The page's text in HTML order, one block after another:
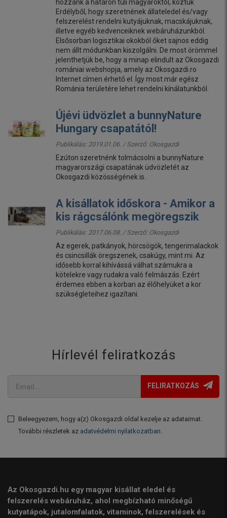
hozzánk a határon túli magyaroktól, köztük
Erdélyből, hogy szeretnének állateledel és/vagy
felszerelést rendelni kutyájuknak, macskájuknak,
illetve egyéb kedvenceiknek webáruházunkból.
Elsősorban logisztikai okokból őket sajnos eddig
nem állt módunkban kiszolgálni. De most örömmel
jelenthetjük be, hogy a minap elindult az Okosgazdi
romániai webshopja, amely az Okosgazdi.ro
Internet címen érhető el. Így most már egész
Románia területére lehet rendelni kínálatunkból.
Újévi üdvözlet a bunnyNature
Hungary csapatától!
Publikálás: 2019.01.06. / Szerző: Okosgazdi
Ezúton szeretnénk tolmácsolni a bunnyNature
magyarországi csapatának üdvözletét az
Okosgazdi közösségének is.
A kisállatok időskora - Amikor a
kis rágcsálónk megöregszik
Publikálás: 2017.06.08. / Szerző: Okosgazdi
Az egerek, patkányok, hörcsögök, tengerimalackok
és csincsillák öregszenek, csakúgy, mint mi. Az
idősebb korral kihívássá válhat számukra a
kötelekre vagy rudakra való felmászás. Ezért
érdemes ebben a korban az élőhelyüket a kor
szükségleteihez igazítani.
Hírlevél feliratkozás
FELIRATKOZÁS
Beleegyezem, hogy a(z) Okosgazdi oldal kezelje az adataimat.
További részletek az adatvédelmi nyilatkozatban.
Az Okosgazdi.hu egy magyar kisállat eledel és
felszerelés webáruház, ahol megbízható minőségű
kutyatápok, jutalomfalatok, vitaminok, felszerelések és